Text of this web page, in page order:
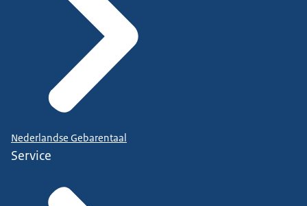
Nederlandse Gebarentaal
Service